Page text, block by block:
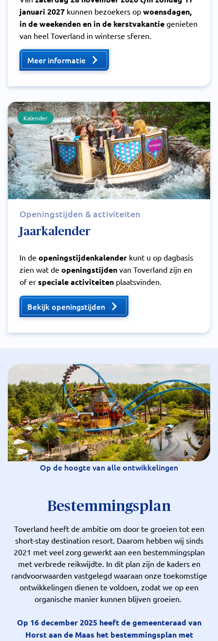
januari 2027 kunnen bezoekers op woensdagen,
in de weekenden en in de kerstvakantie genieten
van heel Toverland in winterse sferen.
Meer informatie
Kalender
Openingstijden & activiteiten
Jaarkalender
In de openingstijdenkalender kunt u op dagbasis
zien wat de openingstijden van Toverland zijn en
of er speciale activiteiten plaatsvinden.
Bekijk openingstijden
Op de hoogte van alle ontwikkelingen
Bestemmingsplan
Toverland heeft de ambitie om door te groeien tot een
short-stay destination resort. Daarom hebben wij sinds
2021 met veel zorg gewerkt aan een bestemmingsplan
met verbrede reikwijdte. In dit plan zijn de kaders en
randvoorwaarden vastgelegd waaraan onze toekomstige
ontwikkelingen dienen te voldoen, zodat we op een
organische manier kunnen blijven groeien.
Op 16 december 2025 heeft de gemeenteraad van
Horst aan de Maas het bestemmingsplan met